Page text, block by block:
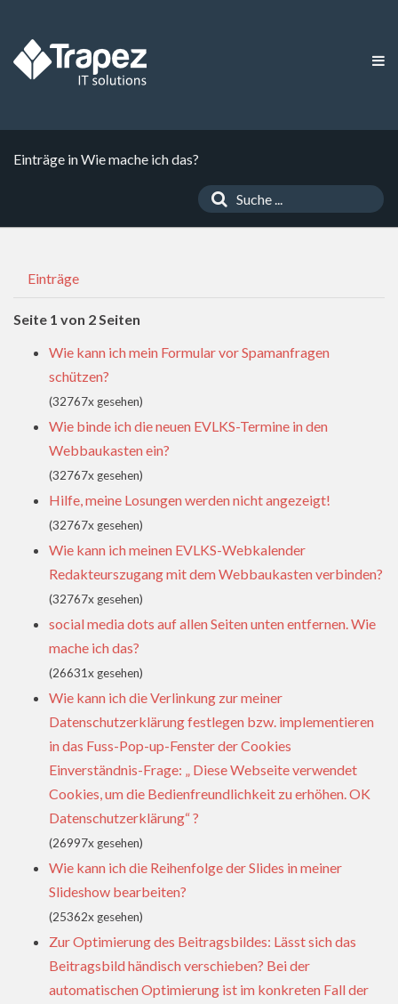
Einträge in Wie mache ich das?
Einträge
Seite 1 von 2 Seiten
Wie kann ich mein Formular vor Spamanfragen
schützen?
(32767x gesehen)
Wie binde ich die neuen EVLKS-Termine in den
Webbaukasten ein?
(32767x gesehen)
Hilfe, meine Losungen werden nicht angezeigt!
(32767x gesehen)
Wie kann ich meinen EVLKS-Webkalender
Redakteurszugang mit dem Webbaukasten verbinden?
(32767x gesehen)
social media dots auf allen Seiten unten entfernen. Wie
mache ich das?
(26631x gesehen)
Wie kann ich die Verlinkung zur meiner
Datenschutzerklärung festlegen bzw. implementieren
in das Fuss-Pop-up-Fenster der Cookies
Einverständnis-Frage: „ Diese Webseite verwendet
Cookies, um die Bedienfreundlichkeit zu erhöhen. OK
Datenschutzerklärung“ ?
(26997x gesehen)
Wie kann ich die Reihenfolge der Slides in meiner
Slideshow bearbeiten?
(25362x gesehen)
Zur Optimierung des Beitragsbildes: Lässt sich das
Beitragsbild händisch verschieben? Bei der
automatischen Optimierung ist im konkreten Fall der